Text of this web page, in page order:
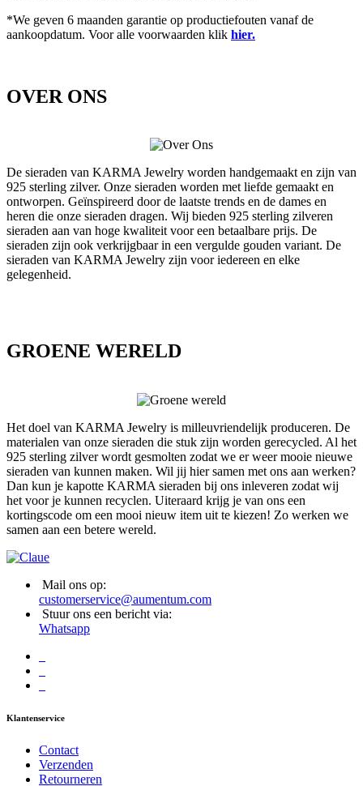
*We geven 6 maanden garantie op productiefouten vanaf de
aankoopdatum. Voor alle voorwaarden klik hier.
OVER ONS
De sieraden van KARMA Jewelry worden handgemaakt en zijn van
925 sterling zilver. Onze sieraden worden met liefde gemaakt en
ontworpen. Geïnspireerd door de laatste trends en de dames en
heren die onze sieraden dragen. Wij bieden 925 sterling zilveren
sieraden aan van hoge kwaliteit voor een betaalbare prijs. De
sieraden zijn ook verkrijgbaar in een vergulde gouden variant. De
sieraden van KARMA Jewelry zijn voor iedereen en elke
gelegenheid.
GROENE WERELD
Het doel van KARMA Jewelry is milleuvriendelijk produceren. De
materialen van onze sieraden die stuk zijn worden gerecycled. Al het
925 sterling zilver wordt gesmolten zodat we er weer mooie nieuwe
sieraden van kunnen maken. Wil jij hier samen met ons aan werken?
Dan kun je kapotte KARMA sieraden bij ons inleveren zodat wij
het voor je kunnen recyclen. Uiteraard krijg je van ons een
kortingscode om een mooi nieuw item uit te kiezen! Zo werken we
samen aan een betere wereld.
Mail ons op:
customerservice@aumentum.com
Stuur ons een bericht via:
Whatsapp
Klantenservice
Contact
Verzenden
Retourneren